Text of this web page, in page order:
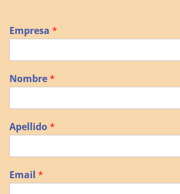
Empresa *
Nombre*
Apellido*
Email *